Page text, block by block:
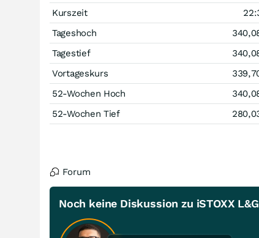
Kurszeit
Tageshoch
Tagestief
Vortageskurs
52-Wochen Hoch
52-Wochen Tief
Forum
Noch keine Diskussion zu iSTOXX